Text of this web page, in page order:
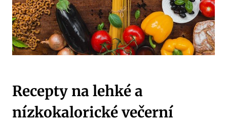
Recepty na lehké a
nízkokalorické večerní